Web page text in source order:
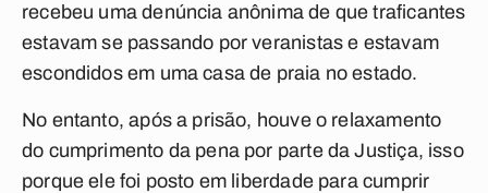
recebeu uma denúncia anônima de que traficantes
estavam se passando por veranistas e estavam
escondidos em uma casa de praia no estado.
No entanto, após a prisão, houve o relaxamento
do cumprimento da pena por parte da Justiça, isso
porque ele foi posto em liberdade para cumprir